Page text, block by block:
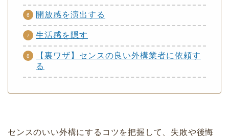
開放感を演出する
生活感を隠す
【裏ワザ】センスの良い外構業者に依頼す
る
センスのいい外構にするコツを把握して、失敗や後悔